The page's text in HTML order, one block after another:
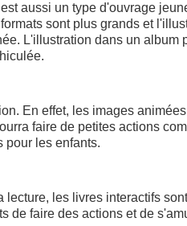
aussi un type d'ouvrage
sont plus grands et
L'illustration dans un album
En effet, les images
faire de petites actions
pour les enfants.
les livres interactifs
de faire des actions et de